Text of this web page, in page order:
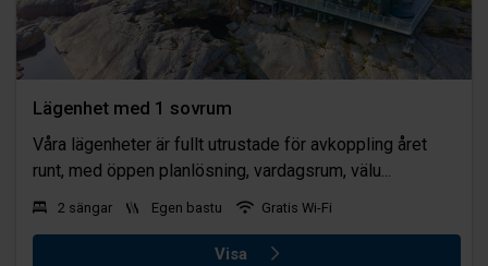
Lägenhet med 1 sovrum
Våra lägenheter är fullt utrustade för avkoppling året
runt, med öppen planlösning, vardagsrum, välu...
2 sängar Egen bastu Gratis Wi-Fi
Visa